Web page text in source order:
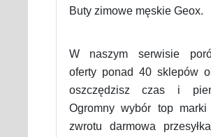
Buty zimowe męskie Geox.
W naszym serwisie
oferty ponad 40 sklepów
oszczędzisz czas i
Ogromny wybór top marki
zwrotu darmowa